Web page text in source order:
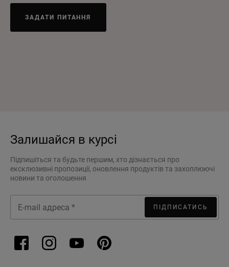
ЗАДАТИ ПИТАННЯ
Залишайся в курсі
Підпишіться та будьте першим, хто дізнається про
ексклюзивні пропозиції, оновлення продуктів та захоплюючі
новини та оголошення
ПІДПИСАТИСЬ